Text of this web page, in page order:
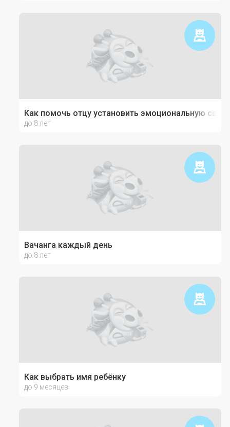
Как помочь отцу установить эмоциональную
до 8 лет
Вачанга каждый день
до 8 лет
Как выбрать имя ребёнку
до 9 месяцев